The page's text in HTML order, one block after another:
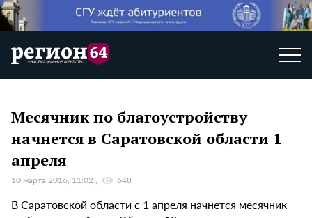
Месячник по благоустройству
начнется в Саратовской области 1
апреля
10 марта 2016, 11:02 648
В Саратовской области с 1 апреля начнется месячник